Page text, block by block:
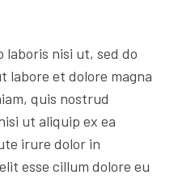
nisi ut, sed do
labore et dolore magna
quis nostrud
ut aliquip ex ea
irure dolor in
esse cillum dolore eu